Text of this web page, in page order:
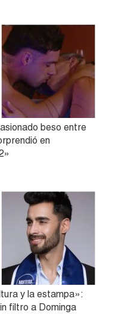
beso entre
en
y la estampa»:
filtro a Dominga